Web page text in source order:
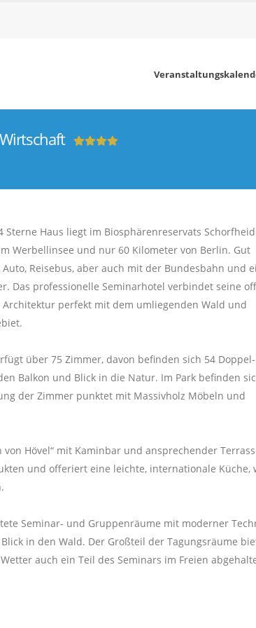
Sterne Haus liegt im Biosphärenreservats
Werbellinsee und nur 60 Kilometer von Berlin. Gut
Reisebus, aber auch mit der Bundesbahn und
Das professionelle Seminarhotel verbindet seine
perfekt mit dem umliegenden Wald und
über 75 Zimmer, davon befinden sich 54 Doppel-
Balkon und Blick in die Natur. Im Park befinden
der Zimmer punktet mit Massivholz Möbeln und
Hövel“ mit Kaminbar und ansprechender
und offeriert eine leichte, internationale Küche,
Seminar- und Gruppenräume mit moderner
in den Wald. Der Großteil der Tagungsräume
auch ein Teil des Seminars im Freien